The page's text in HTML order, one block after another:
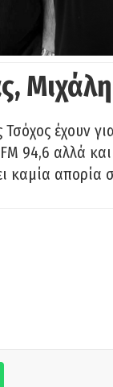
έχουν
94,6 αλλά
καμία απορία